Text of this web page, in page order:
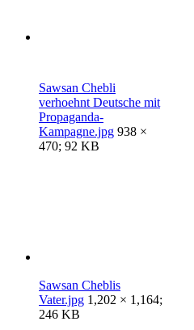
Sawsan Chebli
verhoehnt Deutsche mit
Propaganda-
Kampagne.jpg 938 ×
470; 92 KB
Sawsan Cheblis
Vater.jpg 1,202 × 1,164;
246 KB